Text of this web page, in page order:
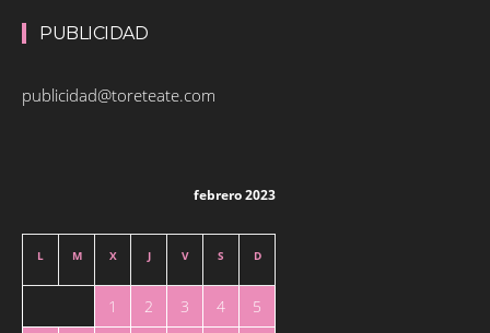
PUBLICIDAD
publicidad@toreteate.com
febrero 2023
L M X J V S D
1 2 3 4
5